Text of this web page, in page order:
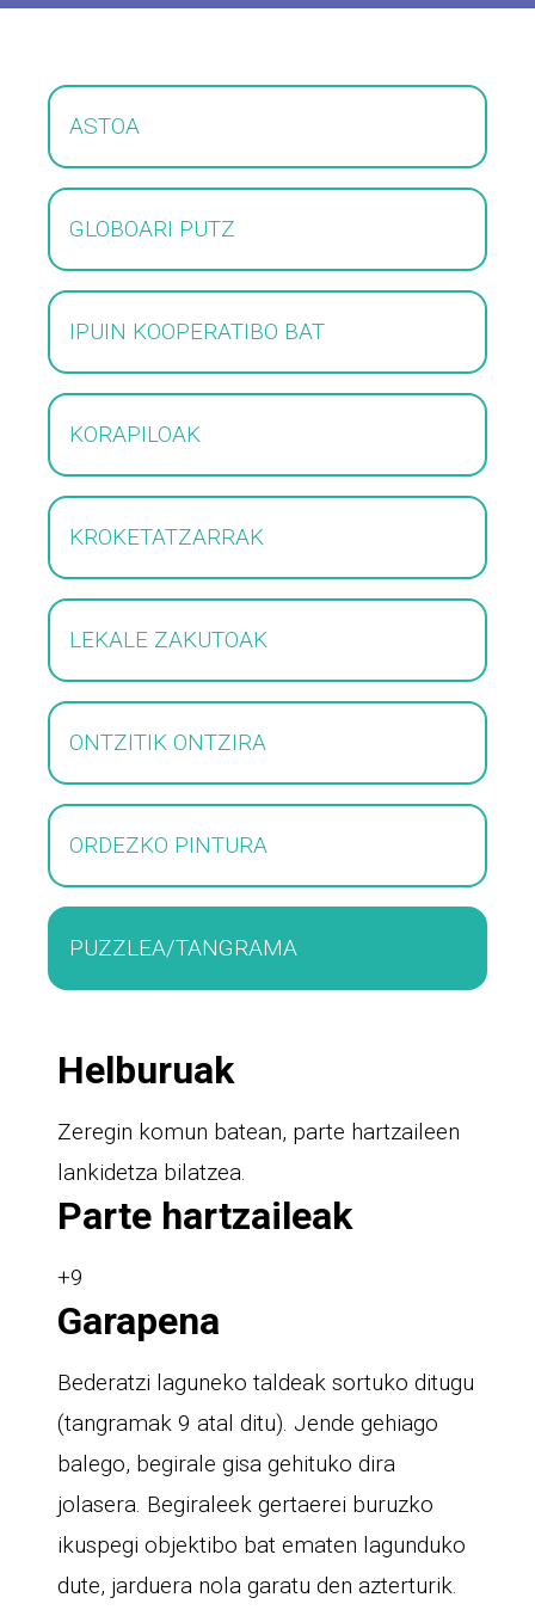
ASTOA
GLOBOARI PUTZ
IPUIN KOOPERATIBO BAT
KORAPILOAK
KROKETATZARRAK
LEKALE ZAKUTOAK
ONTZITIK ONTZIRA
ORDEZKO PINTURA
PUZZLEA/TANGRAMA
Helburuak
Zeregin komun batean, parte hartzaileen
lankidetza bilatzea.
Parte hartzaileak
+9
Garapena
Bederatzi laguneko taldeak sortuko ditugu
(tangramak 9 atal ditu). Jende gehiago
balego, begirale gisa gehituko dira
jolasera. Begiraleek gertaerei buruzko
ikuspegi objektibo bat ematen lagunduko
dute, jarduera nola garatu den azterturik.